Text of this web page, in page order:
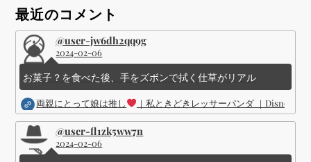
最近のコメント
@user-jw6dh2qq9g
2024-02-06
お菓子？を食べた後、手をズボンで拭く仕草がリアル
両親にとって娘は推し ｜私ときどきレッサーパンダ ｜Disney (
@user-fl1zk5ww7n
2024-02-06